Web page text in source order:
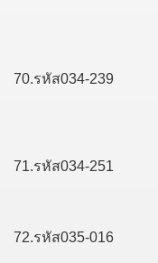
70.รหัส034-239
71.รหัส034-251
72.รหัส035-016